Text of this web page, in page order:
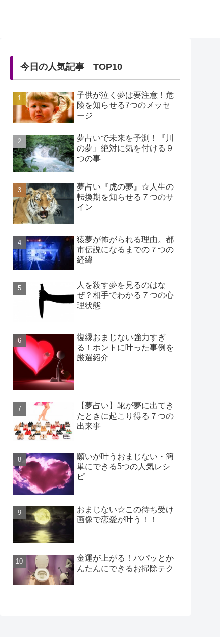
今日の人気記事 TOP10
子供が泣く夢は要注意！危
険を知らせる7つのメッセ
ージ
夢占いで未来を予測！『川
の夢』絶対に気を付ける９
つの事
夢占い『虎の夢』☆人生の
転換期を知らせる７つのサ
イン
猿夢が怖がられる理由。都
市伝説になるまでの７つの
経緯
人を殺す夢を見るのはな
ぜ？相手でわかる７つの心
理状態
復縁おまじない強力すぎ
る！ホントに叶った事例を
厳選紹介
【夢占い】靴が夢に出てき
たときに起こり得る７つの
出来事
願いが叶うおまじない・簡
単にできる5つの人気レシ
ピ
おまじない☆この待ち受け
画像で恋愛が叶う！！
金運が上がる！パパッとか
んたんにできるお掃除テク